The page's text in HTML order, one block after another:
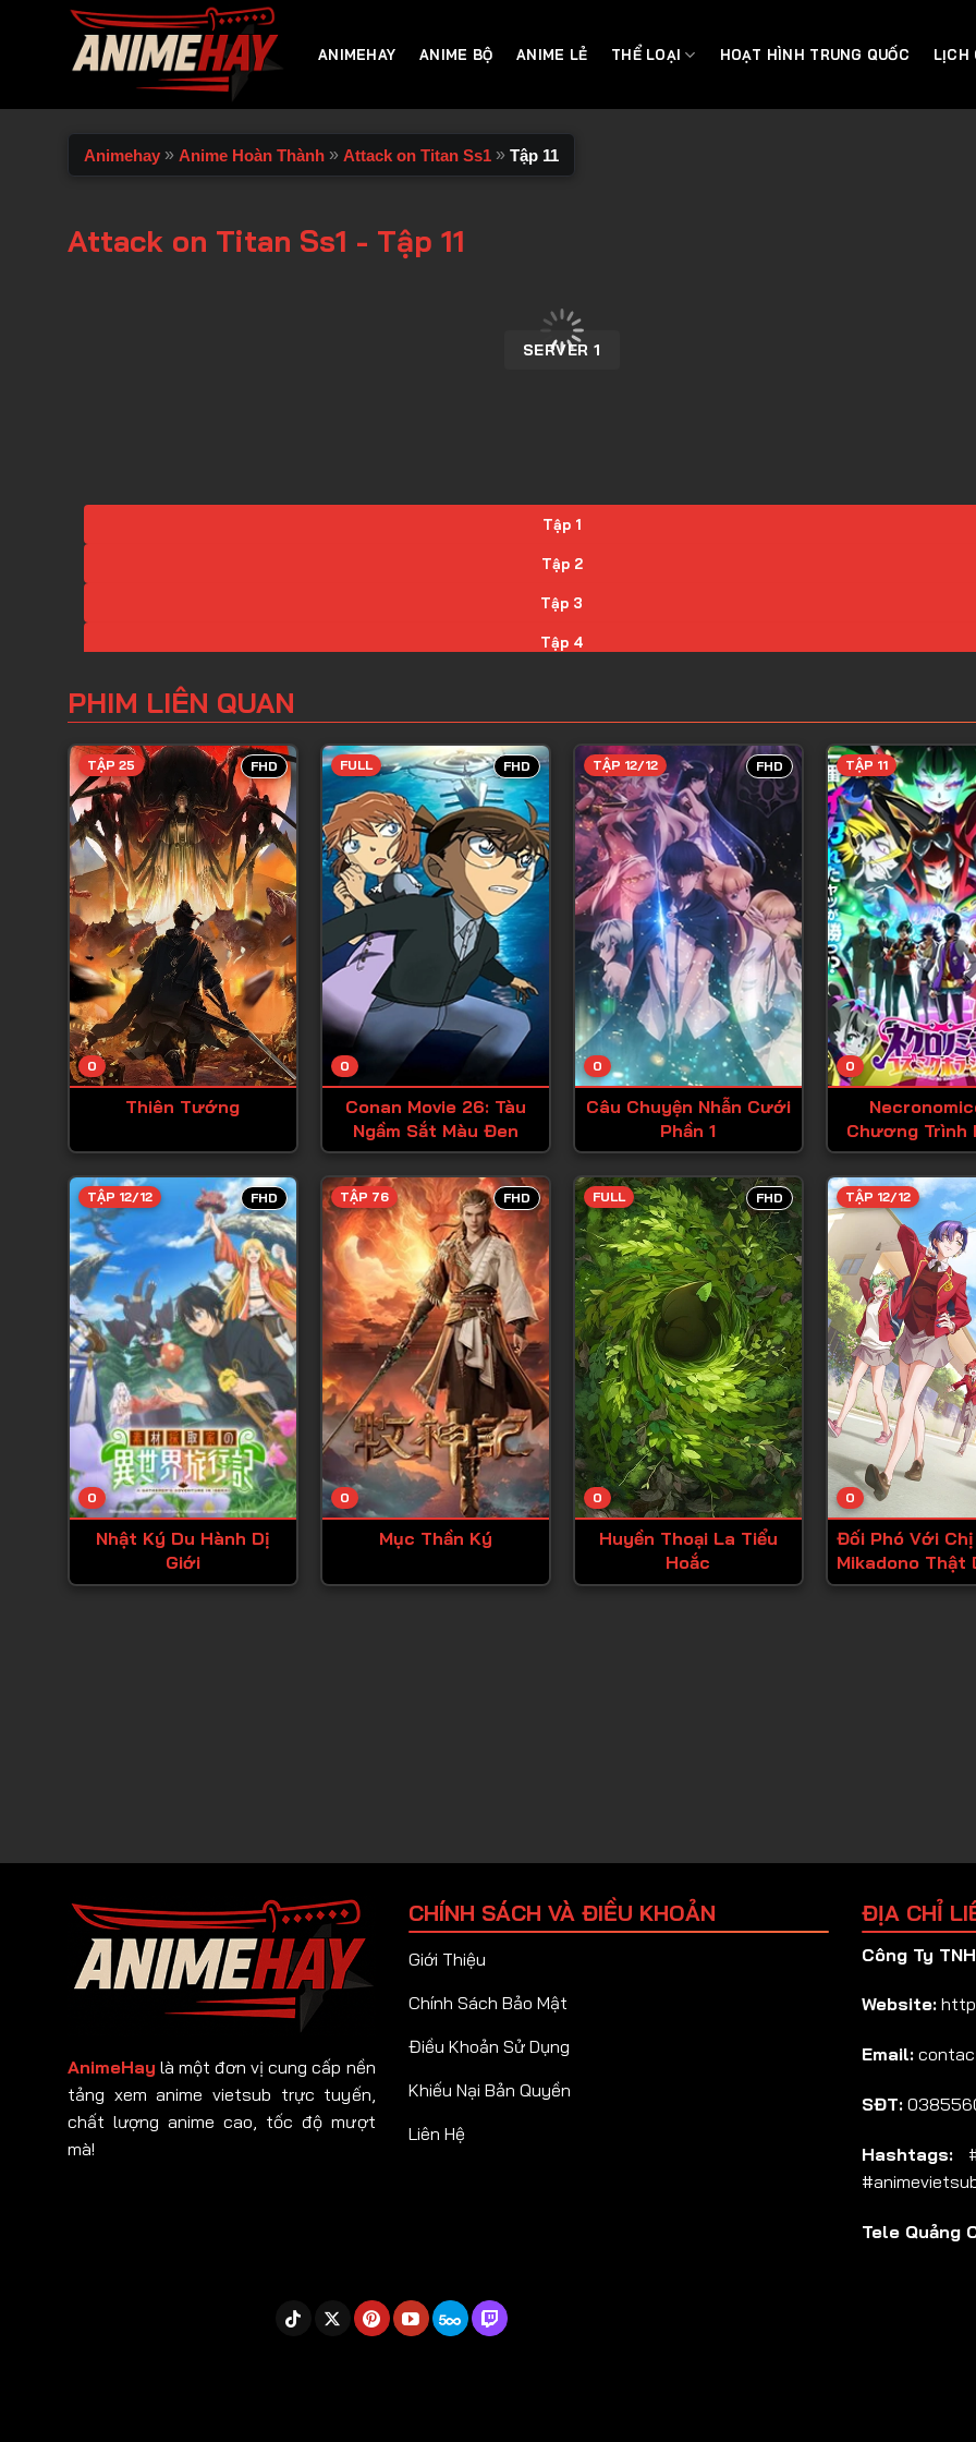
ANIMEHAY ANIME BỘ ANIME LẺ THỂ LOẠI HOẠT HÌNH TRUNG QUỐC LỊCH
Animehay » Anime Hoàn Thành » Attack on Titan Ss1 » Tập 11
Attack on Titan Ss1 - Tập 11
SERVER 1
Tập 1
Tập 2
Tập 3
Tập 4
Tập 6
Tập 7
Tập 8
Tập 9
Tập 10
Tập 11
Tập 13
Tập 14
Tập 15
Tập 17
Tập 18
Tập 19
Tập 20
Tập 21
Tập 22
Tập 23
Tập 24
Tập 25
PHIM LIÊN QUAN
FHD
0
TẬP 25
Thiên Tướng
FHD
0
FULL
Conan Movie 26: Tàu
Ngầm Sắt Màu Đen
FHD
0
TẬP 12/12
Câu Chuyện Nhẫn Cưới
Phần 1
0
TẬP 11
Chương Trình
Vũ Trụ
FHD
0
TẬP 12/12
Nhật Ký Du Hành Dị
Giới
FHD
0
TẬP 76
Mục Thần Ký
FHD
0
FULL
Huyền Thoại La Tiểu
Hoắc
0
TẬP 12/12
Đối Phó Với Chị
Mikadono Thật
AnimeHay là một đơn vị cung cấp nền
tảng xem anime vietsub trực tuyến,
chất lượng anime cao, tốc độ mượt
mà!
CHÍNH SÁCH VÀ ĐIỀU KHOẢN
Giới Thiệu
Chính Sách Bảo Mật
Điều Khoản Sử Dụng
Khiếu Nại Bản Quyền
Liên Hệ
ĐỊA CHỈ
Công Ty
Website:
Email:
SĐT:
Hashtags:
Tele Quảng